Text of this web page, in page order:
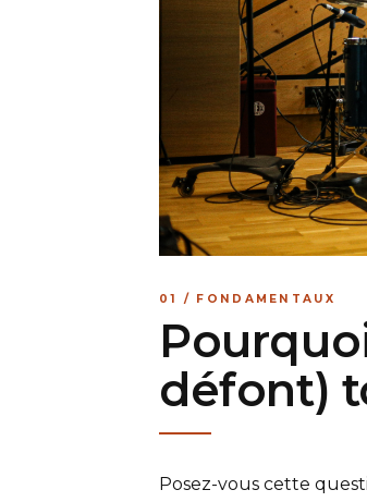
01 / FONDAMENTAUX
défont)
Posez-vous cette